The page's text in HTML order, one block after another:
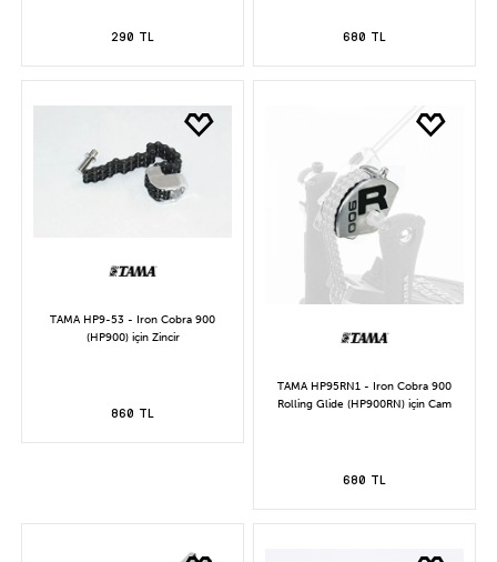
290 TL 680 TL
TAMA HP9-53 - Iron Cobra 900
(HP900) için Zincir
860 TL
TAMA HP95RN1 - Iron Cobra 900
Rolling Glide (HP900RN) için Cam
680 TL